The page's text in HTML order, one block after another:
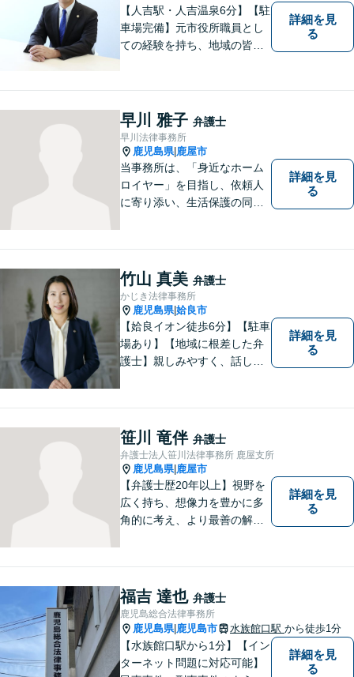
【人吉駅・人吉温泉6分】【駐
車場完備】元市役所職員とし
ての経験を持ち、地域の皆さ
懇切丁寧に対応し、解決を目
指します【LINE対応】
詳細を見
る
早川 雅子 弁護士
早川法律事務所
鹿児島県| 鹿屋市
当事務所は、「身近なホーム
ロイヤー」を目指し、依頼人
に寄り添い、生活保護の同行
っております。
詳細を見
る
竹山 真美 弁護士
かじき法律事務所
鹿児島県|姶良市
【姶良イオン徒歩6分】【駐車
場あり】【地域に根差した弁
護士】親しみやすく、話しや
す。離婚問題／相続問題／借
金問題／交通事故など、幅広
く対応可能。お悩みの方は、
お気軽にご相談ください。
詳細を見
る
笹川 竜伴 弁護士
弁護士法人笹川法律事務所 鹿屋支所
鹿児島県| 鹿屋市
【弁護士歴20年以上】視野を
広く持ち、想像力を豊かに多
角的に考え、より最善の解決
て、弁護士として、全力でサ
ポートいたします。
詳細を見
る
福吉 達也 弁護士
鹿児島総合法律事務所
鹿児島県| 鹿児島市 水族館口駅 から徒歩1分
【水族館口駅から1分】【イン
ターネット問題に対応可能】
詳細を見
る